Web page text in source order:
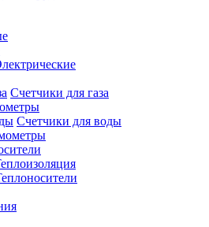
Счетчики для газа
Счетчики для воды